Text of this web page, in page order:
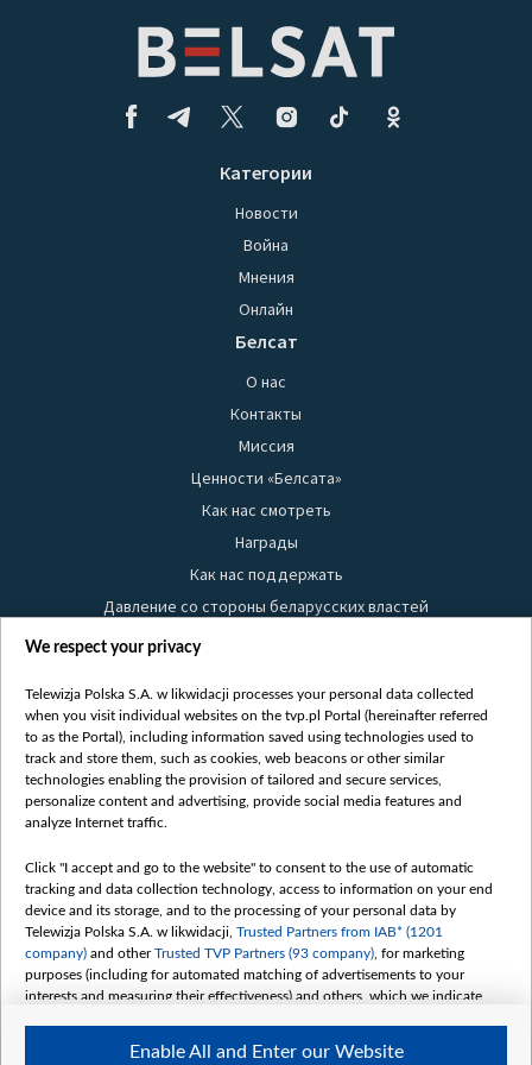
Категории
Новости
Война
Мнения
Онлайн
Белсат
О нас
Контакты
Миссия
Ценности «Белсата»
Как нас смотреть
Награды
Как нас поддержать
Давление со стороны беларусских властей
Правила использования материалов
Безопасность
Youtube
Белсат news
Белсат Life
Belsat English
Biełsat PL
Белсат Now
Белсат Shorts
Белсат History
Белсат Music
We respect your privacy
Telewizja Polska S.A. w likwidacji processes your personal data collected
when you visit individual websites on the tvp.pl Portal (hereinafter referred
to as the Portal), including information saved using technologies used to
track and store them, such as cookies, web beacons or other similar
technologies enabling the provision of tailored and secure services,
personalize content and advertising, provide social media features and
analyze Internet traffic.
Click "I accept and go to the website" to consent to the use of automatic
tracking and data collection technology, access to information on your end
device and its storage, and to the processing of your personal data by
Telewizja Polska S.A. w likwidacji, Trusted Partners from IAB* (1201
company) and otherTrusted TVP Partners (93 company) , for marketing
purposes (including for automated matching of advertisements to your
interests and measuring their effectiveness) and others, which we indicate
The purposes of processing your data by TVP S.A. w likwidacji are as
Enable All and Enter our Website